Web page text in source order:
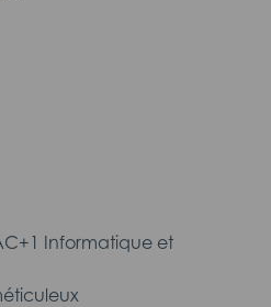
Informatique et